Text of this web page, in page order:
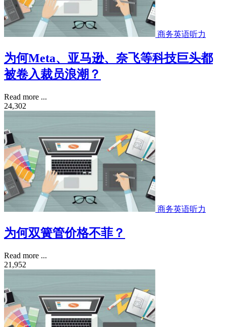
商务英语听力
为何Meta、亚马逊、奈飞等科技巨头都
被卷入裁员浪潮？
Read more ...
24,302
商务英语听力
为何双簧管价格不菲？
Read more ...
21,952